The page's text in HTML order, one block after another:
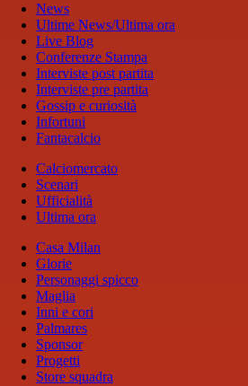
News
Ultime News/Ultima ora
Live Blog
Conferenze Stampa
Interviste post partita
Interviste pre partita
Gossip e curiosità
Infortuni
Fantacalcio
Calciomercato
Scenari
Ufficialità
Ultima ora
Casa Milan
Glorie
Personaggi spicco
Maglia
Inni e cori
Palmares
Sponsor
Progetti
Store squadra